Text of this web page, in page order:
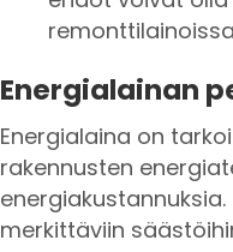
Energialainan
Energialaina on
rakennusten
merkittäviin